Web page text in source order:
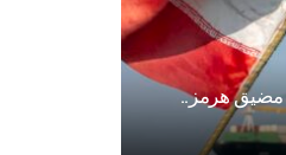
مضيق هرمز..